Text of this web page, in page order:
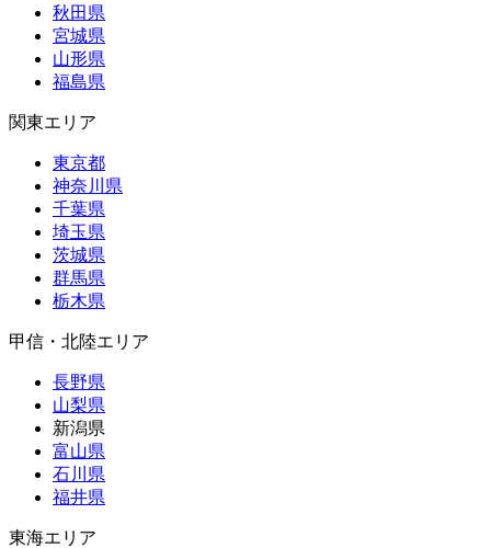
秋田県
宮城県
山形県
福島県
関東エリア
東京都
神奈川県
千葉県
埼玉県
茨城県
群馬県
栃木県
甲信・北陸エリア
長野県
山梨県
新潟県
富山県
石川県
福井県
東海エリア